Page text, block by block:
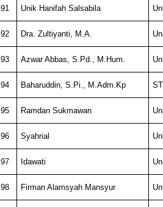
91 Unik Hanifah Salsabila
92 Dra. Zultiyanti, M.A.
93 Azwar Abbas, S.Pd., M.Hum.
94 Baharuddin, S.Pi., M.Adm.Kp
95 Ramdan Sukmawan
96 Syahrial
97 Idawati
98 Firman Alamsyah Mansyur